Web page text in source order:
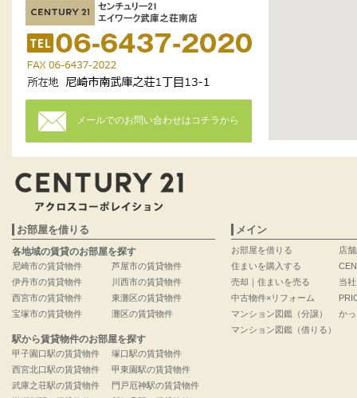
メールでのお問い合わせはコチラから
お部屋を借りる
各地域の賃貸のお部屋を探す
尼崎市の賃貸物件
伊丹市の賃貸物件
西宮市の賃貸物件
宝塚市の賃貸物件
芦屋市の賃貸物件
川西市の賃貸物件
東灘区の賃貸物件
灘区の賃貸物件
駅から賃貸物件のお部屋を探す
甲子園口駅の賃貸物件
西宮北口駅の賃貸物件
武庫之荘駅の賃貸物件
塚口駅の賃貸物件
甲東園駅の賃貸物件
門戸厄神駅の賃貸物件
メイン
お部屋を借りる
住まいを購入する
売却｜住まいを売る
中古物件×リフォーム
マンション図鑑（分譲）
マンション図鑑（借りる）
店
当
か